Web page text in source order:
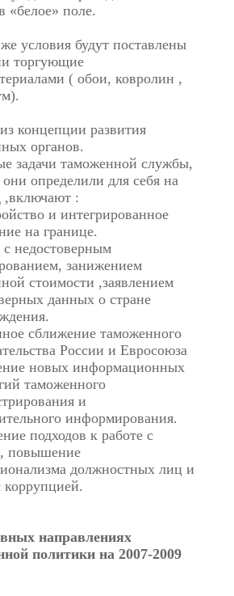
«белое» поле.
условия будут поставлены
торгующие
( обои, ковролин ,
концепции развития
органов.
задачи таможенной службы,
определили для себя на
,включают :
и интегрированное
на границе.
с недостоверным
занижением
стоимости ,заявлением
данных о стране
сближение таможенного
России и Евросоюза
новых информационных
таможенного
и
информирования.
подходов к работе с
повышение
должностных лиц и
коррупцией.
направлениях
политики на 2007-2009